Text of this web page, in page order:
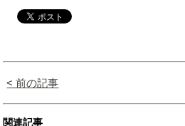
< 前の記事
関連記事